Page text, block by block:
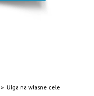
> Ulga na własne cele